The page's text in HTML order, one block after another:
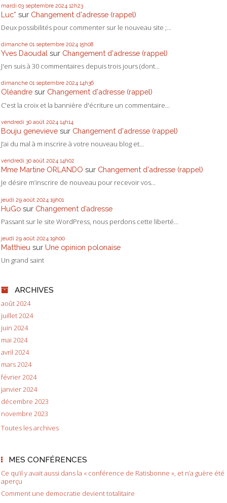
mardi 03 septembre 2024 12h23
Luc* sur Changement d'adresse (rappel)
Deux possibilités pour commenter sur le nouveau site ;...
dimanche 01 septembre 2024 15h08
Yves Daoudal sur Changement d'adresse (rappel)
J'en suis à 30 commentaires depuis trois jours (dont...
dimanche 01 septembre 2024 14h36
Oléandre sur Changement d'adresse (rappel)
C'est la croix et la bannière d'écriture un commentaire...
vendredi 30 août 2024 14h14
Bouju genevieve sur Changement d'adresse (rappel)
J’ai du mal à m inscrire à votre nouveau blog et...
vendredi 30 août 2024 14h02
Mme Martine ORLANDO sur Changement d'adresse (rappel)
Je désire m’inscrire de nouveau pour recevoir vos...
jeudi 29 août 2024 19h01
HuGo sur Changement d’adresse
Passant sur le site WordPress, nous perdons cette liberté...
jeudi 29 août 2024 19h00
Matthieu sur Une opinion polonaise
Un grand saint
ARCHIVES
août 2024
juillet 2024
juin 2024
mai 2024
avril 2024
mars 2024
février 2024
janvier 2024
décembre 2023
novembre 2023
Toutes les archives
MES CONFÉRENCES
Ce qu’il y avait aussi dans la « conférence de Ratisbonne », et n’a guère été
aperçu
Comment une democratie devient totalitaire